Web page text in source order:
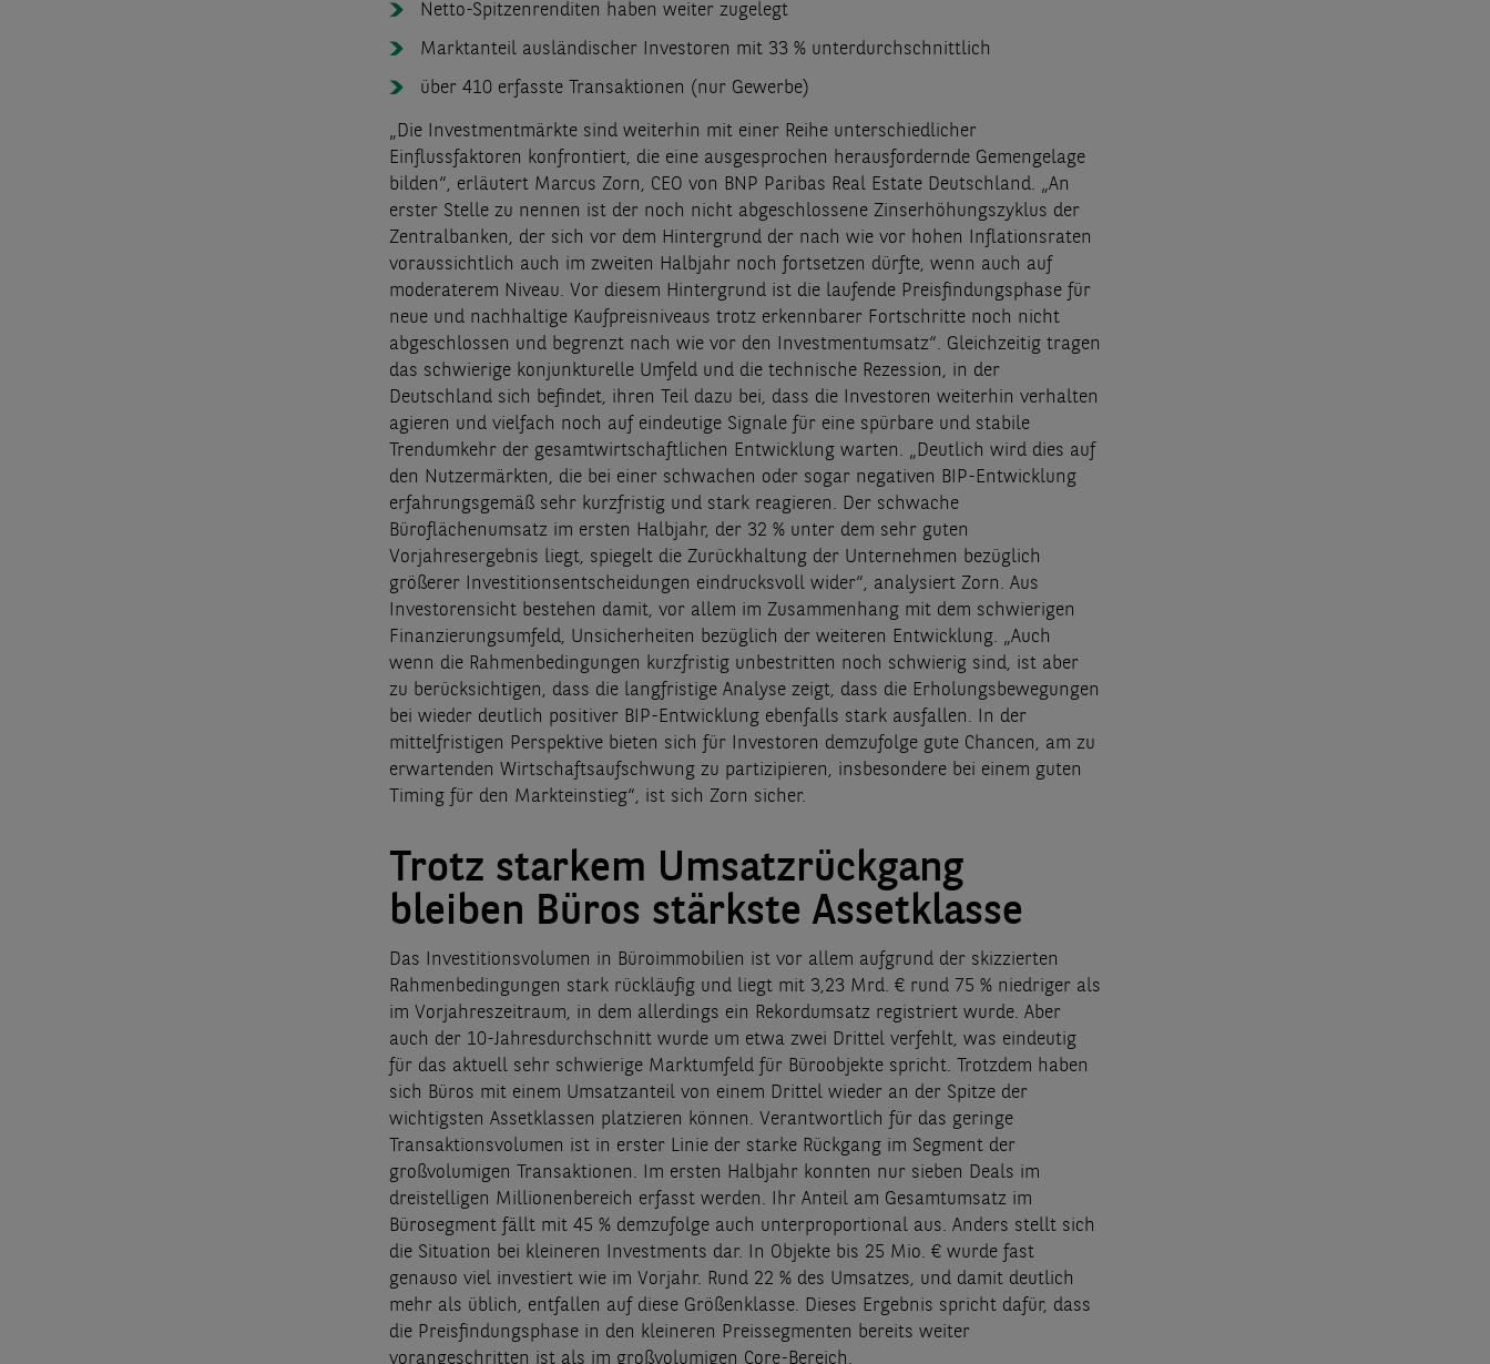
Netto-Spitzenrenditen haben weiter zugelegt
Marktanteil ausländischer Investoren mit 33 % unterdurchschnittlich
über 410 erfasste Transaktionen (nur Gewerbe)
„Die Investmentmärkte sind weiterhin mit einer Reihe unterschiedlicher
Einflussfaktoren konfrontiert, die eine ausgesprochen herausfordernde Gemengelage
bilden“, erläutert Marcus Zorn, CEO von BNP Paribas Real Estate Deutschland. „An
erster Stelle zu nennen ist der noch nicht abgeschlossene Zinserhöhungszyklus der
Zentralbanken, der sich vor dem Hintergrund der nach wie vor hohen Inflationsraten
voraussichtlich auch im zweiten Halbjahr noch fortsetzen dürfte, wenn auch auf
moderaterem Niveau. Vor diesem Hintergrund ist die laufende Preisfindungsphase für
neue und nachhaltige Kaufpreisniveaus trotz erkennbarer Fortschritte noch nicht
abgeschlossen und begrenzt nach wie vor den Investmentumsatz“. Gleichzeitig tragen
das schwierige konjunkturelle Umfeld und die technische Rezession, in der
Deutschland sich befindet, ihren Teil dazu bei, dass die Investoren weiterhin verhalten
agieren und vielfach noch auf eindeutige Signale für eine spürbare und stabile
Trendumkehr der gesamtwirtschaftlichen Entwicklung warten. „Deutlich wird dies auf
den Nutzermärkten, die bei einer schwachen oder sogar negativen BIP-Entwicklung
erfahrungsgemäß sehr kurzfristig und stark reagieren. Der schwache
Büroflächenumsatz im ersten Halbjahr, der 32 % unter dem sehr guten
Vorjahresergebnis liegt, spiegelt die Zurückhaltung der Unternehmen bezüglich
größerer Investitionsentscheidungen eindrucksvoll wider“, analysiert Zorn. Aus
Investorensicht bestehen damit, vor allem im Zusammenhang mit dem schwierigen
Finanzierungsumfeld, Unsicherheiten bezüglich der weiteren Entwicklung. „Auch
wenn die Rahmenbedingungen kurzfristig unbestritten noch schwierig sind, ist aber
zu berücksichtigen, dass die langfristige Analyse zeigt, dass die Erholungsbewegungen
bei wieder deutlich positiver BIP-Entwicklung ebenfalls stark ausfallen. In der
mittelfristigen Perspektive bieten sich für Investoren demzufolge gute Chancen, am zu
erwartenden Wirtschaftsaufschwung zu partizipieren, insbesondere bei einem guten
Timing für den Markteinstieg“, ist sich Zorn sicher.
Trotz starkem Umsatzrückgang
bleiben Büros stärkste Assetklasse
Das Investitionsvolumen in Büroimmobilien ist vor allem aufgrund der skizzierten
Rahmenbedingungen stark rückläufig und liegt mit 3,23 Mrd. € rund 75 % niedriger als
im Vorjahreszeitraum, in dem allerdings ein Rekordumsatz registriert wurde. Aber
auch der 10-Jahresdurchschnitt wurde um etwa zwei Drittel verfehlt, was eindeutig
für das aktuell sehr schwierige Marktumfeld für Büroobjekte spricht. Trotzdem haben
sich Büros mit einem Umsatzanteil von einem Drittel wieder an der Spitze der
wichtigsten Assetklassen platzieren können. Verantwortlich für das geringe
Transaktionsvolumen ist in erster Linie der starke Rückgang im Segment der
großvolumigen Transaktionen. Im ersten Halbjahr konnten nur sieben Deals im
dreistelligen Millionenbereich erfasst werden. Ihr Anteil am Gesamtumsatz im
Bürosegment fällt mit 45 % demzufolge auch unterproportional aus. Anders stellt sich
die Situation bei kleineren Investments dar. In Objekte bis 25 Mio. € wurde fast
genauso viel investiert wie im Vorjahr. Rund 22 % des Umsatzes, und damit deutlich
mehr als üblich, entfallen auf diese Größenklasse. Dieses Ergebnis spricht dafür, dass
die Preisfindungsphase in den kleineren Preissegmenten bereits weiter
vorangeschritten ist als im großvolumigen Core-Bereich.